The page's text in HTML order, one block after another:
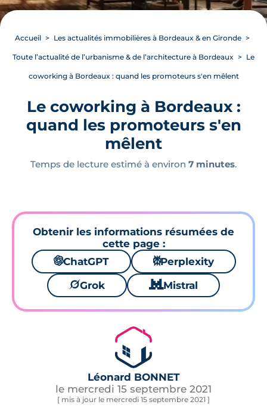
Accueil Les actualités immobilières à Bordeaux & en Gironde
Toute l’actualité de l’urbanisme & de l’architecture à Bordeaux Le
coworking à Bordeaux : quand les promoteurs s'en mêlent
Le coworking à Bordeaux :
quand les promoteurs s'en
mêlent
Temps de lecture estimé à environ 7 minutes.
Obtenir les informations résumées de
cette page :
🌌ChatGPT ⚙Perplexity
🪐Grok 🐱 Mistral
Léonard BONNET
le mercredi 15 septembre 2021
[ mis à jour le mercredi 15 septembre 2021 ]